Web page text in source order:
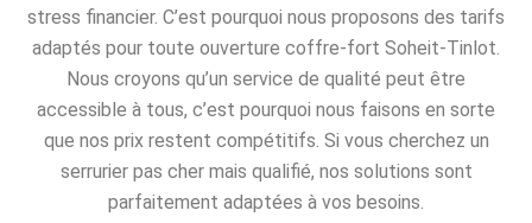
stress financier. C’est pourquoi nous proposons des tarifs
adaptés pour toute ouverture coffre-fort Soheit-Tinlot.
Nous croyons qu’un service de qualité peut être
accessible à tous, c’est pourquoi nous faisons en sorte
que nos prix restent compétitifs. Si vous cherchez un
serrurier pas cher mais qualifié, nos solutions sont
parfaitement adaptées à vos besoins.